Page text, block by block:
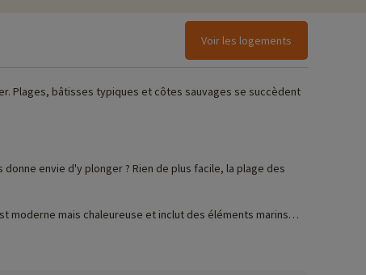
Voir les logements
Plages, bâtisses typiques et côtes sauvages se succèdent
mais chaleureuse et inclut des éléments marins